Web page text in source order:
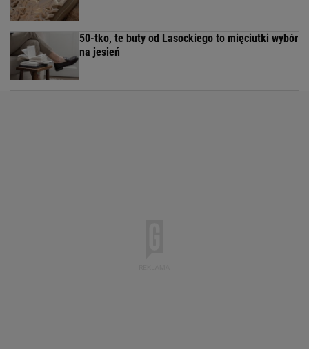
50-tko, te buty od Lasockiego to mięciutki wybór
na jesień